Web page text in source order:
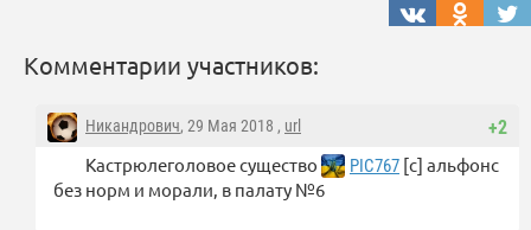
Комментарии участников:
+2
Никандрович, 29 Мая 2018 , url
Кастрюлеголовое существо PIC767 [с] альфонс
без норм и морали, в палату №6